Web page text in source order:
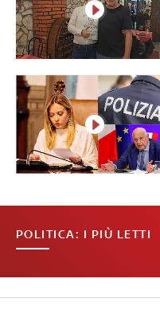
POLITICA: I PIÙ LETTI